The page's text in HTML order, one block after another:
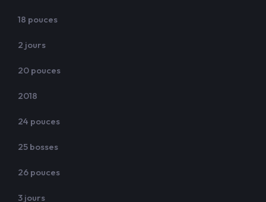
18 pouces
2 jours
20 pouces
2018
24 pouces
25 bosses
26 pouces
3 jours